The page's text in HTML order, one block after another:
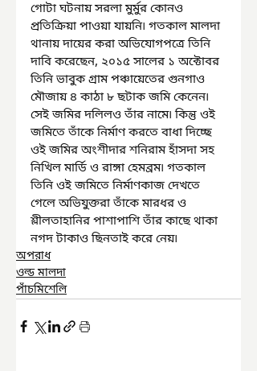
গোটা ঘটনায় সরলা মুর্মুর কোনও
প্রতিক্রিয়া পাওয়া যায়নি৷ গতকাল মালদা
থানায় দায়ের করা অভিযোগপত্রে তিনি
দাবি করেছেন, ২০১৫ সালের ১ অক্টোবর
তিনি ভাবুক গ্রাম পঞ্চায়েতের গুনগাও
মৌজায় ৪ কাঠা ৮ ছটাক জমি কেনেন৷
সেই জমির দলিলও তাঁর নামে৷ কিন্তু ওই
জমিতে তাঁকে নির্মাণ করতে বাধা দিচ্ছে
ওই জমির অংশীদার শনিরাম হাঁসদা সহ
নিখিল মার্ডি ও রাঙ্গা হেমব্রম৷ গতকাল
তিনি ওই জমিতে নির্মাণকাজ দেখতে
গেলে অভিযুক্তরা তাঁকে মারধর ও
শ্লীলতাহানির পাশাপাশি তাঁর কাছে থাকা
নগদ টাকাও ছিনতাই করে নেয়৷
অপরাধ
ওল্ড মালদা
পাঁচমিশেলি